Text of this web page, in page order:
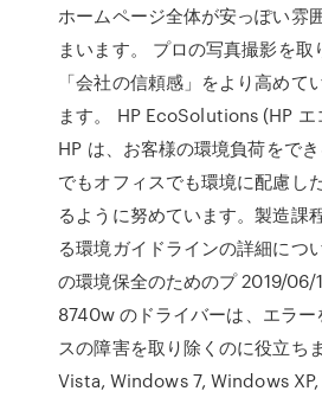
ホームページ全体が安っぽい雰
まいます。 プロの写真撮影を取
「会社の信頼感」をより高めて
ます。 HP EcoSolutions (HP エ
HP は、お客様の環境負荷をで
でもオフィスでも環境に配慮し
るように努めています。製造課
る環境ガイドラインの詳細につ
の環境保全のためのプ 2019/
8740w のドライバーは、エラー
スの障害を取り除くのに役立ち
Vista, Windows 7, Windows